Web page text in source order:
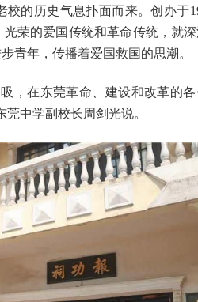
的历史气息扑面而来。创办于
荣的爱国传统和革命传统，就
青年，传播着爱国救国的思潮。
，在东莞革命、建设和改革的
中学副校长周剑光说。